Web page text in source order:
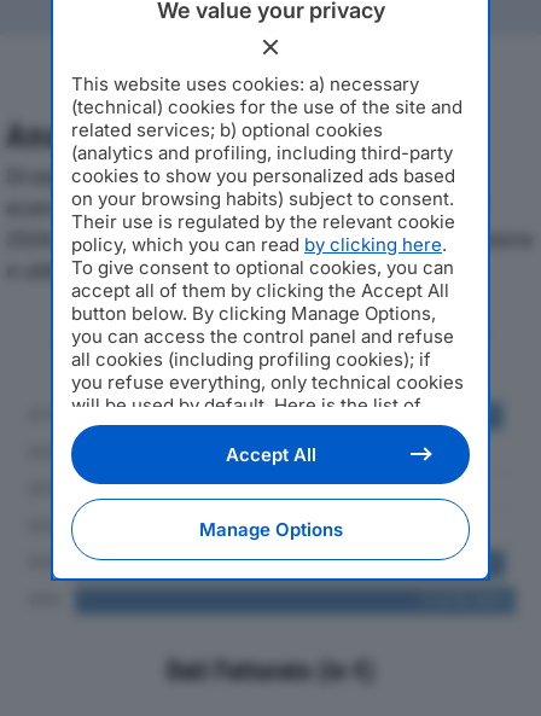
Analisi Economica 2019-2024
Di seguito l'andamento dei principali indicatori
economici di INGKA CENTRES ITALIA SRLdal 2019 al
2024, con particolare attenzione a fatturato, produzione
e utile d'esercizio.
Andamento del fatturato dal 2019
al 2024
Dati Fatturato (in €)
We value your privacy
This website uses cookies: a) necessary
(technical) cookies for the use of the site and
related services; b) optional cookies
(analytics and profiling, including third-party
cookies to show you personalized ads based
on your browsing habits) subject to consent.
Their use is regulated by the relevant cookie
policy, which you can read by clicking here.
To give consent to optional cookies, you can
accept all of them by clicking the Accept All
button below. By clicking Manage Options,
you can access the control panel and refuse
all cookies (including profiling cookies); if
you refuse everything, only technical cookies
will be used by default. Here is the list of
providers. Cookie consent will be stored and
applied also to the other websites of
Editoriale Nazionale and their subdomains. By
expressing your choice on this site, you will
therefore not be asked again on other
Editoriale Nazionale websites that use the
same consent management platform (CMP).
You can still modify or withdraw your choice
at any time through the “Privacy Settings”
Manage Options
Accept All